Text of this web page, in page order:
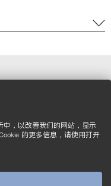
中，以改善我们的网站，显示
的更多信息，请使用打开